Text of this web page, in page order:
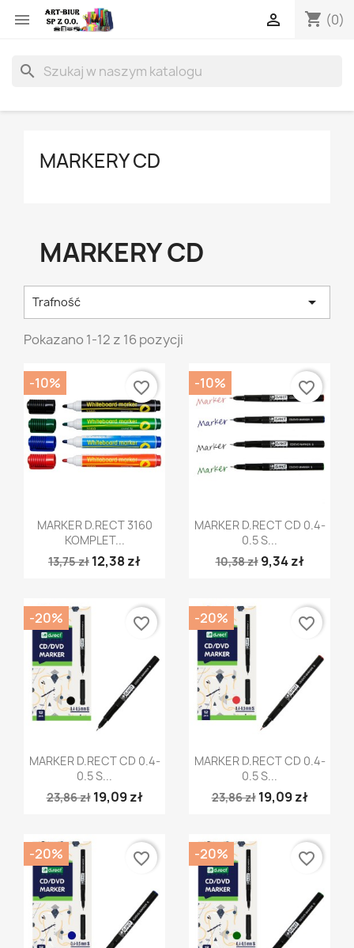
 shopping_cart (0)

search
MARKERY CD
MARKERY CD
Trafność 
Pokazano 1-12 z 16 pozycji
Szybki podgląd
MARKER D.RECT 3160
KOMPLET...
13,75 zł 12,38 zł
-10% favorite_border
Szybki podgląd
MARKER D.RECT CD 0.4-
0.5 S...
10,38 zł 9,34 zł
-10% favorite_border
Szybki podgląd
MARKER D.RECT CD 0.4-
0.5 S...
23,86 zł 19,09 zł
-20% favorite_border
Szybki podgląd
MARKER D.RECT CD 0.4-
0.5 S...
23,86 zł 19,09 zł
-20% favorite_border
-20% favorite_border -20% favorite_border